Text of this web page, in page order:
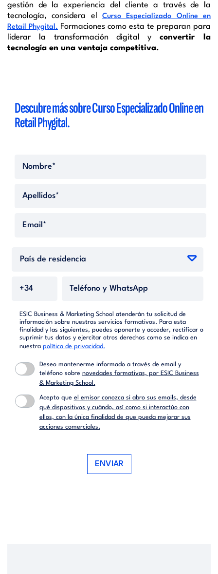
gestión de la experiencia del cliente a través de la
tecnología, considera el Curso Especializado Online en
Retail Phygital. Formaciones como esta te preparan para
liderar la transformación digital yconvertir la
tecnología en una ventaja competitiva.
Descubre más sobreCurso Especializado Online en
Retail Phygital.
ESIC Business & Marketing School atenderán tu solicitud de
información sobre nuestros servicios formativos. Para esta
finalidad y las siguientes, puedes oponerte y acceder, rectificar o
suprimir tus datos y ejercitar otros derechos como se indica en
nuestra política de privacidad.
Deseo mantenerme informado a través de email y
teléfono sobre novedades formativas, por ESIC Business
& Marketing School.
Acepto que el emisor conozca si abro sus emails, desde
qué dispositivos y cuándo, así como si interactúo con
ellos, con la única finalidad de que pueda mejorar sus
acciones comerciales.
ENVIAR